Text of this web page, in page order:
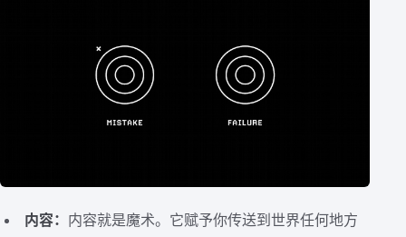
内容： 内容就是魔术。它赋予你传送到世界任何地方